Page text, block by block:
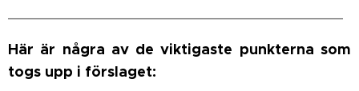
Här är några av de viktigaste punkterna som
togs upp i förslaget: